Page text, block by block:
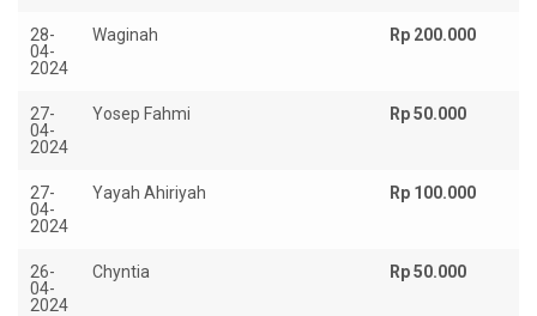
28-
04-
2024
Waginah Rp 200.000
27-
04-
2024
Yosep Fahmi Rp 50.000
27-
04-
2024
Yayah Ahiriyah Rp 100.000
26-
04-
2024
Chyntia Rp 50.000